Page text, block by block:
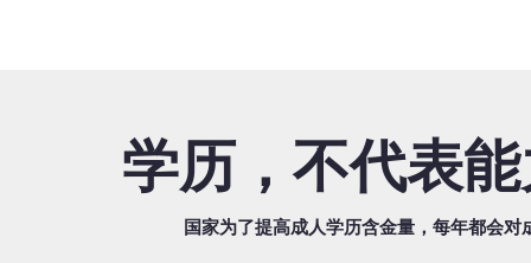
学历，不代表
国家为了提高成人学历含金量，每年都会